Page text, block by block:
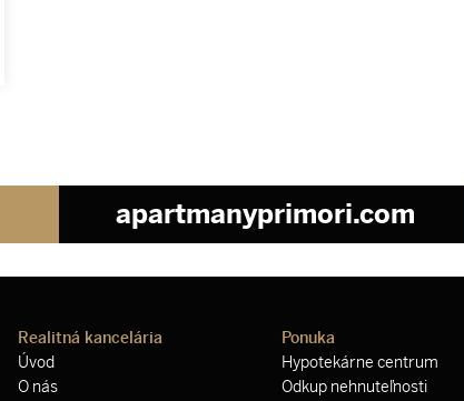
apartmanyprimori.com
Realitná kancelária
Úvod
O nás
Ponuka
Hypotekárne centrum
Odkup nehnuteľnosti